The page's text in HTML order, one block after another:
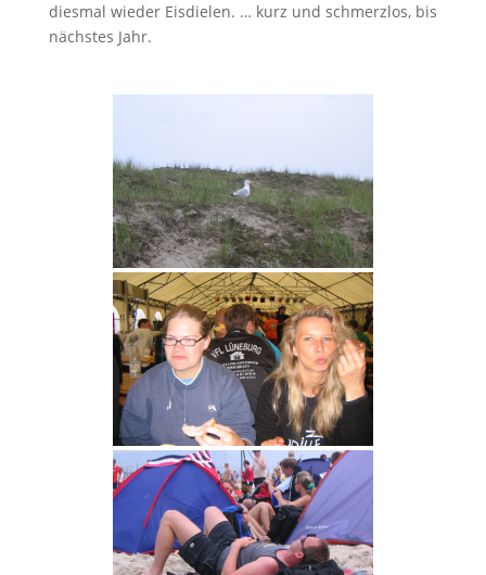
diesmal wieder Eisdielen. … kurz und schmerzlos, bis
nächstes Jahr.